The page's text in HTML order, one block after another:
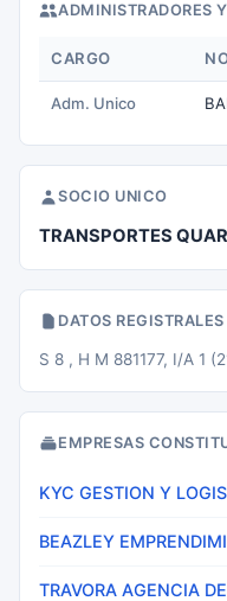
ADMINISTRADORES
CARGO
Adm. Unico
SOCIO UNICO
TRANSPORTES
DATOS REGISTRALES
S 8 , H M 881177, I/A 1
EMPRESAS
KYC GESTION Y
BEAZLEY
TRAVORA AGENCIA